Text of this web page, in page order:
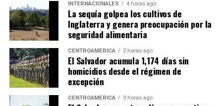
INTERNACIONALES 4 horas ago
La sequía golpea los cultivos de
Inglaterra y genera preocupación por la
seguridad alimentaria
CENTROAMÉRICA 2 horas ago
El Salvador acumula 1,174 días sin
homicidios desde el régimen de
excepción
CENTROAMÉRICA 3 horas ago